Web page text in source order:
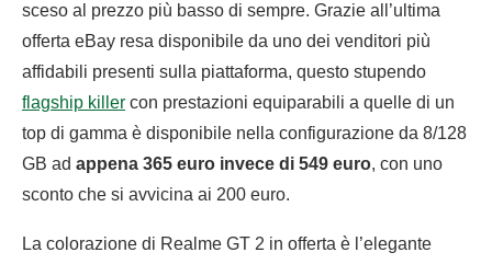
sceso al prezzo più basso di sempre. Grazie all’ultima
offerta eBay resa disponibile da uno dei venditori più
affidabili presenti sulla piattaforma, questo stupendo
flagship killer con prestazioni equiparabili a quelle di un
top di gamma è disponibile nella configurazione da 8/128
GB ad appena 365 euro invece di 549 euro, con uno
sconto che si avvicina ai 200 euro.
La colorazione di Realme GT 2 in offerta è l’elegante